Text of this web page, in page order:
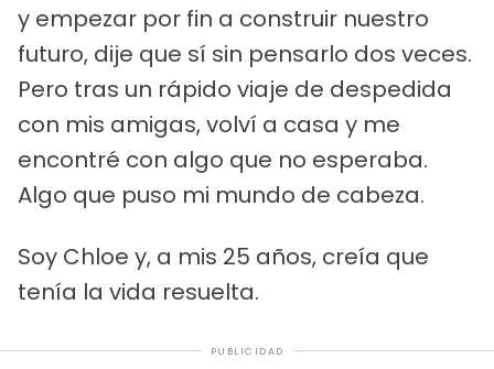
y empezar por fin a construir nuestro
futuro, dije que sí sin pensarlo dos veces.
Pero tras un rápido viaje de despedida
con mis amigas, volví a casa y me
encontré con algo que no esperaba.
Algo que puso mi mundo de cabeza.
Soy Chloe y, a mis 25 años, creía que
tenía la vida resuelta.
PUBLICIDAD